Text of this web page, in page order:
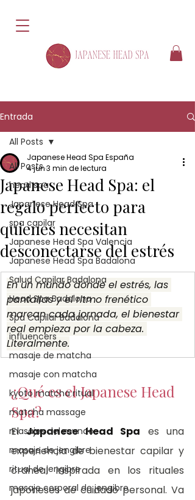
Entrada
All Posts
head spa
Japanese Head Spa
spa capilar
Japanese Head Spa Valencia
Japanese Head Spa Badalona
Salud Capilar Badalona
Head Spa Badalona
Spa Capilar Badalona
influencers
masaje de matcha
masaje con matcha
kyoto matcha ritual
matcha massage
masajes del mundo
masaje de jengibre
ritual de jengibre
masaje corporal de jengibre
All Posts
Japanese Head Spa: el
regalo perfecto para
quienes necesitan
desconectarse del estrés
Japanese Head Spa España
4 jun3 min de lectura
En un mundo donde el estrés, las
pantallas y el ritmo frenético
marcan cada jornada, el bienestar
real empieza por la cabeza.
Literalmente.
¿Qué es el Japanese Head
Spa?
El Japanese Head Spa es una
experiencia de bienestar capilar y
craneal inspirada en los rituales
japoneses de cuidado personal. Va